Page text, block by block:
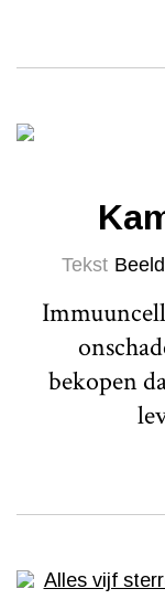
Tekst
bekopen